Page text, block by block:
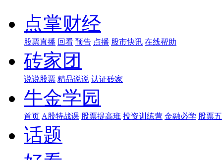
点掌财经
股票直播 回看 预告 点播 股市快讯 在线帮助
砖家团
说说股票 精品说说 认证砖家
牛金学园
首页 A股特战课 股票提高班 投资训练营 金融必学 股票
话题